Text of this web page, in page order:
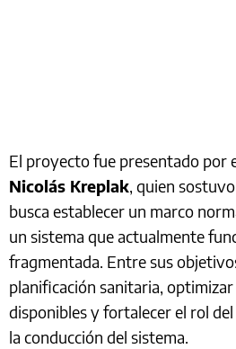
El proyecto fue presentado por
Nicolás Kreplak, quien
busca establecer un marco
un sistema que actualmente
fragmentada. Entre sus
planificación sanitaria,
disponibles y fortalecer el rol
la conducción del sistema.